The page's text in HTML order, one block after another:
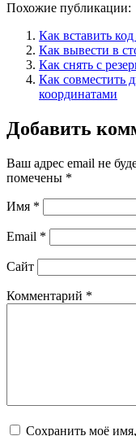
Похожие публикации:
Как вставить
Как вывести в
Как снять с
Как совместить
координатами
Добавить
Ваш адрес email не
помечены *
Имя *
Email *
Сайт
Комментарий *
Сохранить моё имя,